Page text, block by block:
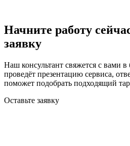
Начните работу
заявку
Наш консультант свяжется с вами
проведёт презентацию сервиса,
поможет подобрать подходящий
Оставьте заявку